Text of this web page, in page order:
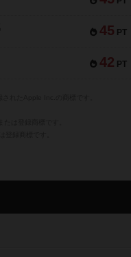
45 PT
42 PT